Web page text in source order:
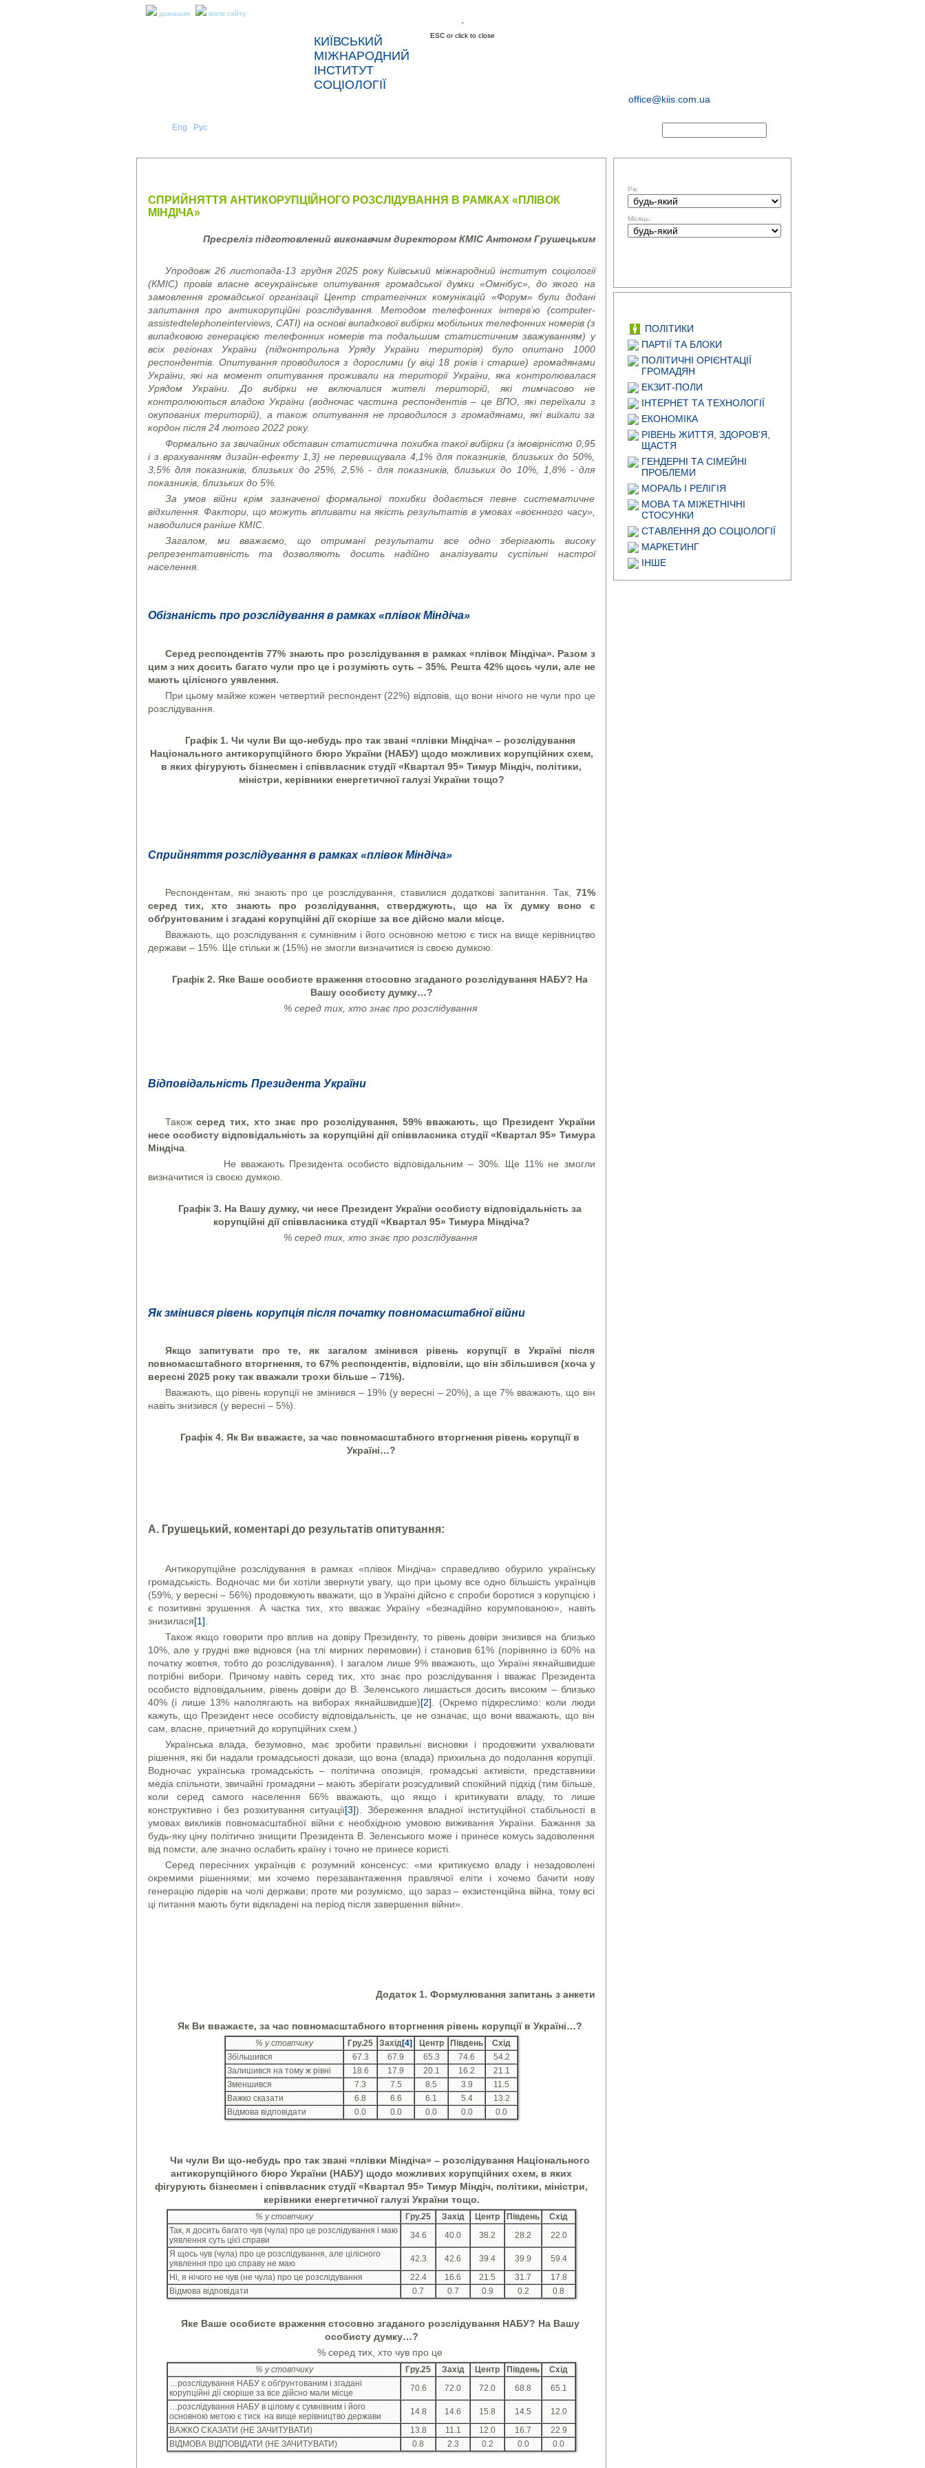
домашня мапа сайту
КИЇВСЬКИЙ
МІЖНАРОДНИЙ
ІНСТИТУТ
СОЦІОЛОГІЇ
office@kiis.com.ua
Eng Рус
ESC or click to close
СПРИЙНЯТТЯ АНТИКОРУПЦІЙНОГО РОЗСЛІДУВАННЯ В РАМКАХ «ПЛІВОК
МІНДІЧА»
Пресреліз підготовлений виконавчим директором КМІС Антоном Грушецьким
Упродовж 26 листопада-13 грудня 2025 року Київський міжнародний інститут соціології
(КМІС) провів власне всеукраїнське опитування громадської думки «Омнібус», до якого на
замовлення громадської організації Центр стратегічних комунікацій «Форум» були додані
запитання про антикорупційні розслідування. Методом телефонних інтерв’ю (computer-
assistedtelephoneinterviews, CATI) на основі випадкової вибірки мобільних телефонних номерів (з
випадковою генерацією телефонних номерів та подальшим статистичним зважуванням) у
всіх регіонах України (підконтрольна Уряду України територія) було опитано 1000
респондентів. Опитування проводилося з дорослими (у віці 18 років і старше) громадянами
України, які на момент опитування проживали на території України, яка контролювалася
Урядом України. До вибірки не включалися жителі територій, які тимчасово не
контролюються владою України (водночас частина респондентів – це ВПО, які переїхали з
окупованих територій), а також опитування не проводилося з громадянами, які виїхали за
кордон після 24 лютого 2022 року.
Формально за звичайних обставин статистична похибка такої вибірки (з імовірністю 0,95
і з врахуванням дизайн-ефекту 1,3) не перевищувала 4,1% для показників, близьких до 50%,
3,5% для показників, близьких до 25%, 2,5% - для показників, близьких до 10%, 1,8% - для
показників, близьких до 5%.
За умов війни крім зазначеної формальної похибки додається певне систематичне
відхилення. Фактори, що можуть впливати на якість результатів в умовах «воєнного часу»,
наводилися раніше КМІС.
Загалом, ми вважаємо, що отримані результати все одно зберігають високу
репрезентативність та дозволяють досить надійно аналізувати суспільні настрої
населення.
Обізнаність про розслідування в рамках «плівок Міндіча»
Серед респондентів 77% знають про розслідування в рамках «плівок Міндіча». Разом з
цим з них досить багато чули про це і розуміють суть – 35%. Решта 42% щось чули, але не
мають цілісного уявлення.
При цьому майже кожен четвертий респондент (22%) відповів, що вони нічого не чули про це
розслідування.
Графік 1. Чи чули Ви що-небудь про так звані «плівки Міндіча» – розслідування
Національного антикорупційного бюро України (НАБУ) щодо можливих корупційних схем,
в яких фігурують бізнесмен і співвласник студії «Квартал 95» Тимур Міндіч, політики,
міністри, керівники енергетичної галузі України тощо?
Сприйняття розслідування в рамках «плівок Міндіча»
Респондентам, які знають про це розслідування, ставилися додаткові запитання. Так, 71%
серед тих, хто знають про розслідування, стверджують, що на їх думку воно є
обґрунтованим і згадані корупційні дії скоріше за все дійсно мали місце.
Вважають, що розслідування є сумнівним і його основною метою є тиск на вище керівництво
держави – 15%. Ще стільки ж (15%) не змогли визначитися із своєю думкою.
Графік 2. Яке Ваше особисте враження стосовно згаданого розслідування НАБУ? На
Вашу особисту думку…?
% серед тих, хто знає про розслідування
Відповідальність Президента України
Такожсеред тих, хто знає про розслідування, 59% вважають, що Президент України
несе особисту відповідальність за корупційні дії співвласника студії «Квартал 95» Тимура
Міндіча.
Не вважають Президента особисто відповідальним – 30%. Ще 11% не змогли
визначитися із своєю думкою.
Графік 3. На Вашу думку, чи несе Президент України особисту відповідальність за
корупційні дії співвласника студії «Квартал 95» Тимура Міндіча?
% серед тих, хто знає про розслідування
Як змінився рівень корупція після початку повномасштабної війни
Якщо запитувати про те, як загалом змінився рівень корупції в Україні після
повномасштабного вторгнення, то 67% респондентів, відповіли, що він збільшився (хоча у
вересні 2025 року так вважали трохи більше – 71%).
Вважають, що рівень корупції не змінився – 19% (у вересні – 20%), а ще 7% вважають, що він
навіть знизився (у вересні – 5%).
Графік 4. Як Ви вважаєте, за час повномасштабного вторгнення рівень корупції в
Україні…?
А. Грушецький, коментарі до результатів опитування:
Антикорупційне розслідування в рамках «плівок Міндіча» справедливо обурило українську
громадськість. Водночас ми би хотіли звернути увагу, що при цьому все одно більшість українців
(59%, у вересні – 56%) продовжують вважати, що в Україні дійсно є спроби боротися з корупцією і
є позитивні зрушення. А частка тих, хто вважає Україну «безнадійно корумпованою», навіть
знизилася[1]
Також якщо говорити про вплив на довіру Президенту, то рівень довіри знизився на близько
10%, але у грудні вже відновся (на тлі мирних перемовин) і становив 61% (порівняно із 60% на
початку жовтня, тобто до розслідування). І загалом лише 9% вважають, що Україні якнайшвидше
потрібні вибори. Причому навіть серед тих, хто знає про розслідування і вважає Президента
особисто відповідальним, рівень довіри до В. Зеленського лишається досить високим – близько
40% (і лише 13% наполягають на виборах якнайшвидше)[2] . (Окремо підкреслимо: коли люди
кажуть, що Президент несе особисту відповідальність, це не означає, що вони вважають, що він
сам, власне, причетний до корупційних схем.)
Українська влада, безумовно, має зробити правильні висновки і продовжити ухвалювати
рішення, які би надали громадськості докази, що вона (влада) прихильна до подолання корупції.
Водночас українська громадськість – політична опозиція, громадські активісти, представники
медіа спільноти, звичайні громадяни – мають зберігати розсудливий спокійний підхід (тим більше,
коли серед самого населення 66% вважають, що якщо і критикувати владу, то лише
конструктивно і без розхитування ситуації[3]). Збереження владної інституційної стабільності в
умовах викликів повномасштабної війни є необхідною умовою виживання України. Бажання за
будь-яку ціну політично знищити Президента В. Зеленського може і принесе комусь задоволення
від помсти, але значно ослабить країну і точно не принесе користі.
Серед пересічних українців є розумний консенсус: «ми критикуємо владу і незадоволені
окремими рішеннями; ми хочемо перезавантаження правлячої еліти і хочемо бачити нову
генерацію лідерів на чолі держави; проте ми розуміємо, що зараз – екзистенційна війна, тому всі
ці питання мають бути відкладені на період після завершення війни».
Додаток 1. Формулювання запитань з анкети
Як Ви вважаєте, за час повномасштабного вторгнення рівень корупції в Україні…?
% у стовпчику Гру.25 Захід[4] Центр Південь
Схід
Збільшився
67.3 67.9 65.3 74.6
54.2
Залишився на тому ж рівні
18.6 17.9 20.1 16.2
21.1
Зменшився
7.3 7.5 8.5 3.9
11.5
Важко сказати
6.8 6.6 6.1 5.4
13.2
Відмова відповідати
0.0 0.0 0.0 0.0 0.0
Чи чули Ви що-небудь про так звані «плівки Міндіча» – розслідування Національного
антикорупційного бюро України (НАБУ) щодо можливих корупційних схем, в яких
фігурують бізнесмен і співвласник студії «Квартал 95» Тимур Міндіч, політики, міністри,
керівники енергетичної галузі України тощо.
% у стовпчику Гру.25 Захід Центр Південь
Схід
Так, я досить багато чув (чула) про це розслідування і маю
уявлення суть цієї справи
34.6 40.0 38.2 28.2
22.0
Я щось чув (чула) про це розслідування, але цілісного
уявлення про цю справу не маю
42.3 42.6 39.4 39.9
59.4
Ні, я нічого не чув (не чула) про це розслідування
22.4 16.6 21.5 31.7
17.8
Відмова відповідати
0.7 0.7 0.9 0.2 0.8
Яке Ваше особисте враження стосовно згаданого розслідування НАБУ? На Вашу
особисту думку…?
% серед тих, хто чув про це
% у стовпчику Гру.25 Захід Центр Південь
Схід
…розслідування НАБУ є обґрунтованим і згадані
корупційні дії скоріше за все дійсно мали місце
70.6 72.0 72.0 68.8
65.1
…розслідування НАБУ в цілому є сумнівним і його
основною метою є тиск на вище керівництво держави
14.8 14.6 15.8 14.5
12.0
ВАЖКО СКАЗАТИ (НЕ ЗАЧИТУВАТИ)
13.8 11.1 12.0 16.7
22.9
ВІДМОВА ВІДПОВІДАТИ (НЕ ЗАЧИТУВАТИ)
0.8 2.3 0.2 0.0 0.0
Рік:
Місяць:
ПОЛІТИКИ
ПАРТІЇ ТА БЛОКИ
ПОЛІТИЧНІ ОРІЄНТАЦІЇ
ГРОМАДЯН
ЕКЗИТ-ПОЛИ
ІНТЕРНЕТ ТА ТЕХНОЛОГІЇ
ЕКОНОМІКА
РІВЕНЬ ЖИТТЯ, ЗДОРОВ’Я,
ЩАСТЯ
ГЕНДЕРНІ ТА СІМЕЙНІ
ПРОБЛЕМИ
МОРАЛЬ І РЕЛІГІЯ
МОВА ТА МІЖЕТНІЧНІ
СТОСУНКИ
СТАВЛЕННЯ ДО СОЦІОЛОГІЇ
МАРКЕТИНГ
ІНШЕ